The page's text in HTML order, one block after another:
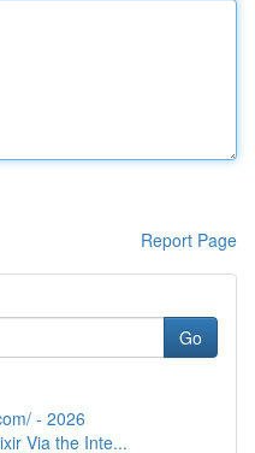
Report Page
Go
- 2026
Via the Inte...